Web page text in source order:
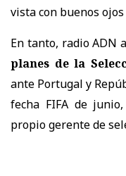
vista con buenos
En tanto, radio ADN
planes de la
ante Portugal y
fecha FIFA de
propio gerente de